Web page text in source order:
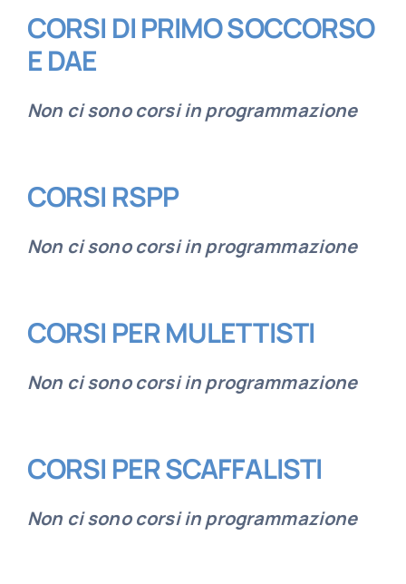
CORSI DI PRIMO SOCCORSO
E DAE
Non ci sono corsi in programmazione
CORSI RSPP
Non ci sono corsi in programmazione
CORSI PER MULETTISTI
Non ci sono corsi in programmazione
CORSI PER SCAFFALISTI
Non ci sono corsi in programmazione